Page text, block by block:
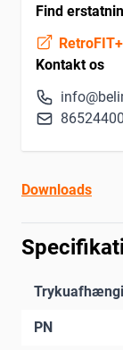
Find
Kontakt os
86524400
Downloads
PN